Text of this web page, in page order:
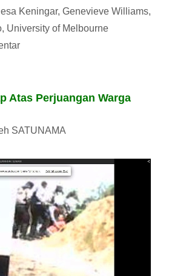
Keningar, Genevieve Williams,
, University of Melbourne
Atas Perjuangan Warga
SATUNAMA